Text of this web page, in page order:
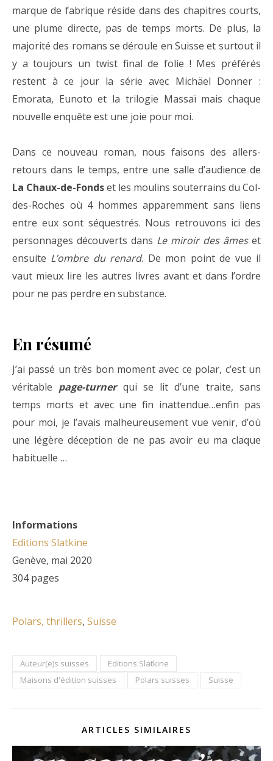
marque de fabrique réside dans des chapitres courts,
une plume directe, pas de temps morts. De plus, la
majorité des romans se déroule en Suisse et surtout il
y a toujours un twist final de folie ! Mes préférés
restent à ce jour la série avec Michäel Donner :
Emorata, Eunoto et la trilogie Massaï mais chaque
nouvelle enquête est une joie pour moi.
Dans ce nouveau roman, nous faisons des allers-
retours dans le temps, entre une salle d’audience de
La Chaux-de-Fondset les moulins souterrains du Col-
des-Roches où 4 hommes apparemment sans liens
entre eux sont séquestrés. Nous retrouvons ici des
personnages découverts dans Le miroir des âmeset
ensuite L’ombre du renard. De mon point de vue il
vaut mieux lire les autres livres avant et dans l’ordre
pour ne pas perdre en substance.
En résumé
J’ai passé un très bon moment avec ce polar, c’est un
véritable page-turnerqui se lit d’une traite, sans
temps morts et avec une fin inattendue…enfin pas
pour moi, je l’avais malheureusement vue venir, d’où
une légère déception de ne pas avoir eu ma claque
habituelle …
Informations
Editions Slatkine
Genève, mai 2020
304 pages
Polars, thrillers, Suisse
Auteur(e)s suisses
Editions Slatkine
Maisons d'édition suisses
Polars suisses Suisse
ARTICLES SIMILAIRES